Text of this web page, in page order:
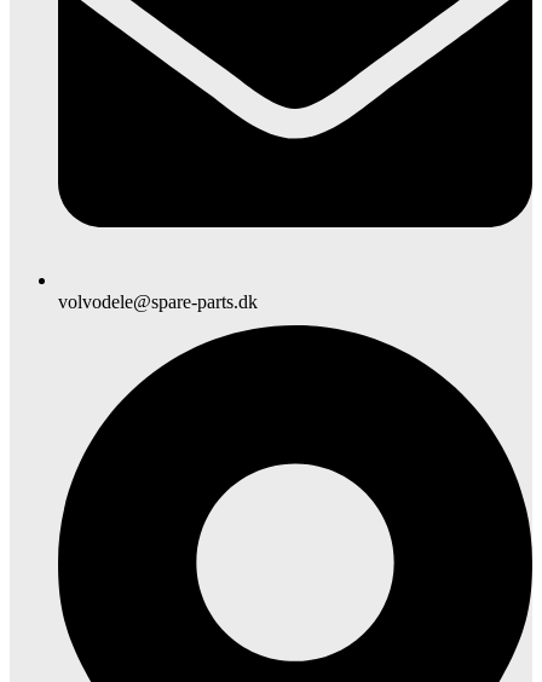
volvodele@spare-parts.dk